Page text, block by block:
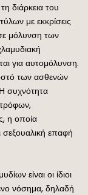
διάρκεια του
με εκκρίσεις
μόλυνση των
για αυτομόλυνση.
των ασθενών
συχνότητα
η οποία
σεξουαλική επαφή
είναι οι ίδιοι
νόσημα, δηλαδή